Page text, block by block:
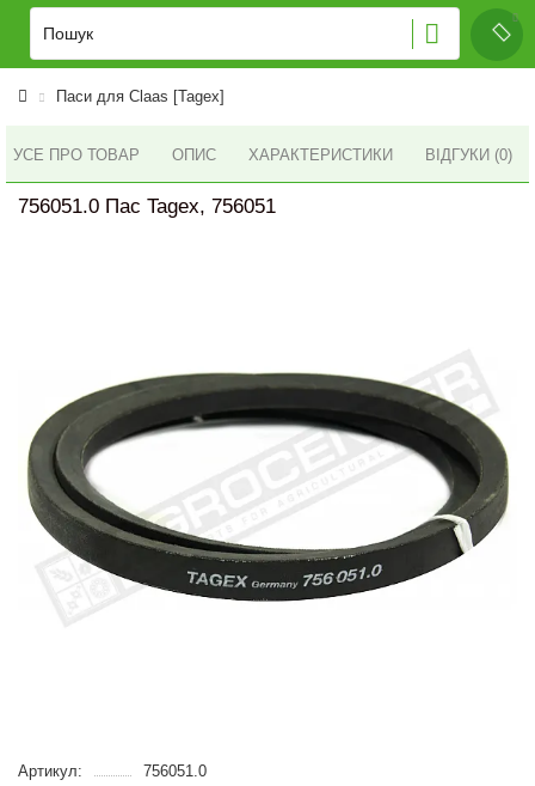
Паси для Claas [Tagex]
УСЕ ПРО ТОВАР ОПИС ХАРАКТЕРИСТИКИ ВІДГУКИ (0)
756051.0 Пас Tagex, 756051
Артикул:
756051.0